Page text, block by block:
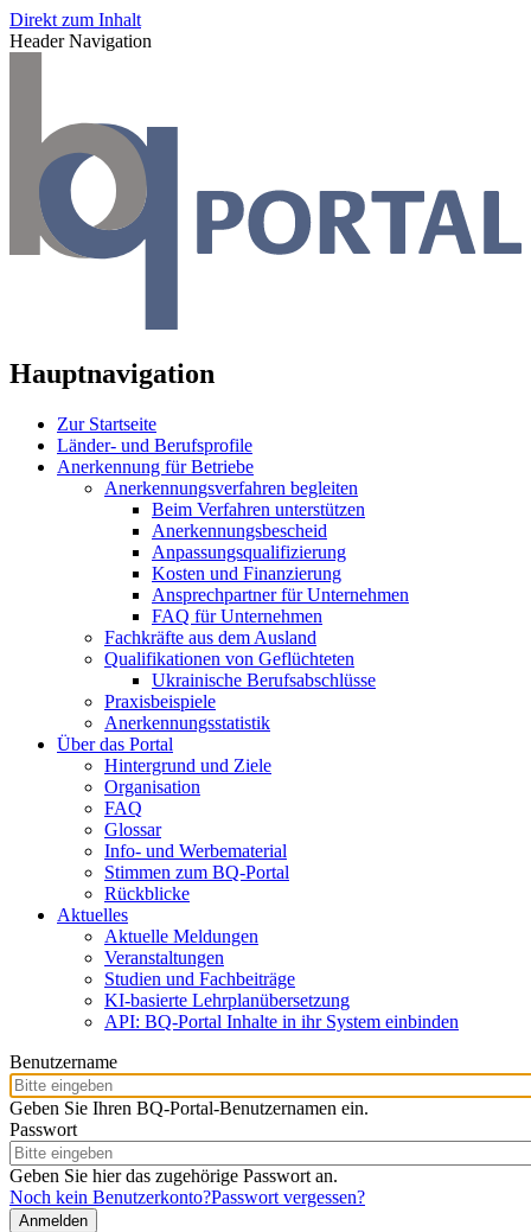
Direkt zum Inhalt
Header Navigation
Hauptnavigation
Zur Startseite
Länder- und Berufsprofile
Anerkennung für Betriebe
Anerkennungsverfahren begleiten
Beim Verfahren unterstützen
Anerkennungsbescheid
Anpassungsqualifizierung
Kosten und Finanzierung
Ansprechpartner für Unternehmen
FAQ für Unternehmen
Fachkräfte aus dem Ausland
Qualifikationen von Geflüchteten
Ukrainische Berufsabschlüsse
Praxisbeispiele
Anerkennungsstatistik
Über das Portal
Hintergrund und Ziele
Organisation
FAQ
Glossar
Info- und Werbematerial
Stimmen zum BQ-Portal
Rückblicke
Aktuelles
Aktuelle Meldungen
Veranstaltungen
Studien und Fachbeiträge
KI-basierte Lehrplanübersetzung
API: BQ-Portal Inhalte in ihr System einbinden
Benutzername
Geben Sie Ihren BQ-Portal-Benutzernamen ein.
Passwort
Geben Sie hier das zugehörige Passwort an.
Noch kein Benutzerkonto?Passwort vergessen?